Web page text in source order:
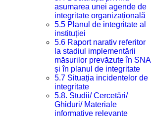
asumarea unei agende de
integritate organizațională
5.5 Planul de integritate al
instituției
5.6 Raport narativ referitor
la stadiul implementării
măsurilor prevăzute în SNA
și în planul de integritate
5.7 Situația incidentelor de
integritate
5.8. Studii/ Cercetări/
Ghiduri/ Materiale
informative relevante